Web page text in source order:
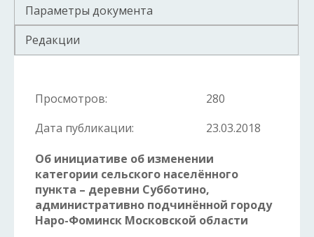
Параметры документа
Редакции
Просмотров:
280
Дата публикации:
23.03.2018
Об инициативе об изменении
категории сельского населённого
пункта – деревни Субботино,
административно подчинённой городу
Наро-Фоминск Московской области